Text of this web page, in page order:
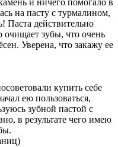
и ничего помогало в
на пасту с турмалином,
Паста действительно
зубы, что очень
Уверена, что закажу ее
купить себе
ею пользоваться,
зубной пастой с
в результате чего имею